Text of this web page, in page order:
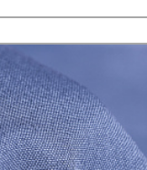
истиранию:
к истиранию:
(PES) 100%